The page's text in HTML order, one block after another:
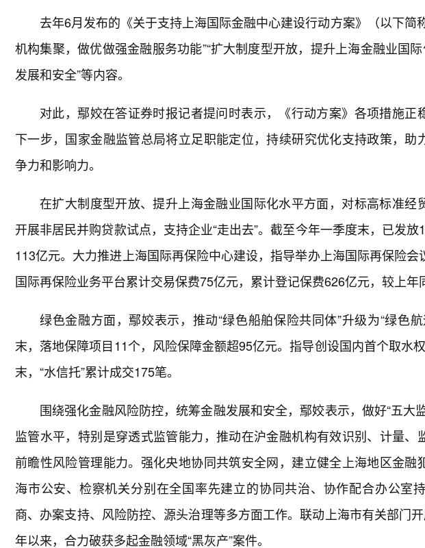
去年6月发布的《关于支持上海国际金融中心建设行动方案》（以下简
机构集聚，做优做强金融服务功能”“扩大制度型开放，提升上海金融业国
发展和安全”等内容。
对此，鄢姣在答证券时报记者提问时表示，《行动方案》各项措施正
下一步，国家金融监管总局将立足职能定位，持续研究优化支持政策，助
争力和影响力。
在扩大制度型开放、提升上海金融业国际化水平方面，对标高标准经
开展非居民并购贷款试点，支持企业“走出去”。截至今年一季度末，已发
113亿元。大力推进上海国际再保险中心建设，指导举办上海国际再保险会
国际再保险业务平台累计交易保费75亿元，累计登记保费626亿元，较上年
绿色金融方面，鄢姣表示，推动“绿色船舶保险共同体”升级为“绿色
末，落地保障项目11个，风险保障金额超95亿元。指导创设国内首个取水
末，“水信托”累计成交175笔。
围绕强化金融风险防控，统筹金融发展和安全，鄢姣表示，做好“五大
监管水平，特别是穿透式监管能力，推动在沪金融机构有效识别、计量、
前瞻性风险管理能力。强化央地协同共筑安全网，建立健全上海地区金融
海市公安、检察机关分别在全国率先建立的协同共治、协作配合办公室
商、办案支持、风险防控、源头治理等多方面工作。联动上海市有关部门
年以来，合力破获多起金融领域“黑灰产”案件。